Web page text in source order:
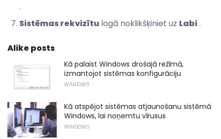
.
Sistēmas rekvizītu logā noklikšķiniet uz Labi.
Alike posts
Kā palaist Windows drošajā režīmā,
izmantojot sistēmas konfigurāciju
WINDOWS
Kā atspējot sistēmas atjaunošanu sistēmā
Windows, lai noņemtu vīrusus
WINDOWS